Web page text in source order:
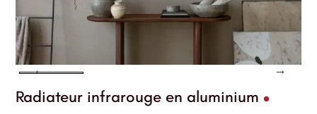
Radiateur infrarouge en aluminium